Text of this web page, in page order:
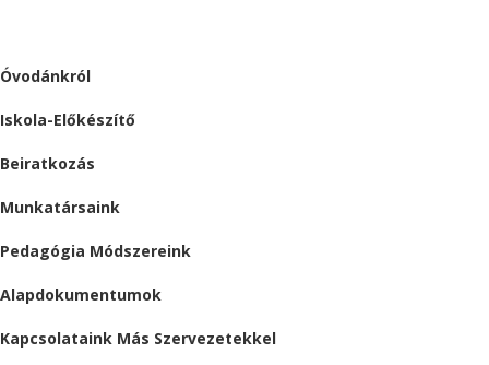
Óvodánkról
Iskola-Előkészítő
Beiratkozás
Munkatársaink
Pedagógia Módszereink
Alapdokumentumok
Kapcsolataink Más Szervezetekkel